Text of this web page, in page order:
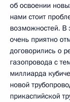
об освоении
нами стоит
возможностей. В
очень приятно
договорились о
газопровода с
миллиарда
новой
прикаспийской